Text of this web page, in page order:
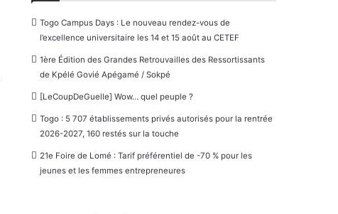
Togo Campus Days : Le nouveau rendez-vous de
l’excellence universitaire les 14 et 15 août au CETEF
1ère Édition des Grandes Retrouvailles des Ressortissants
de Kpélé Govié Apégamé / Sokpé
[LeCoupDeGuelle] Wow… quel peuple ?
Togo : 5 707 établissements privés autorisés pour la rentrée
2026-2027, 160 restés sur la touche
21e Foire de Lomé : Tarif préférentiel de -70 % pour les
jeunes et les femmes entrepreneures